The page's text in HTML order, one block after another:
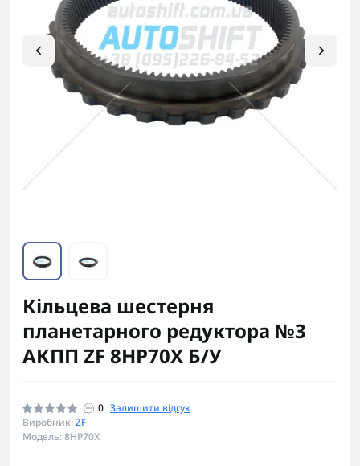
Кільцева шестерня
планетарного редуктора №3
АКПП ZF 8HP70X Б/У
0 Залишити відгук
Виробник:ZF
Модель: 8HP70X